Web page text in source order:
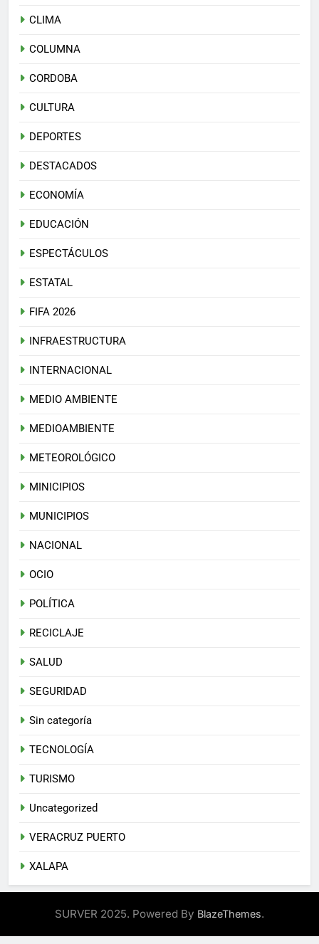
CLIMA
COLUMNA
CORDOBA
CULTURA
DEPORTES
DESTACADOS
ECONOMÍA
EDUCACIÓN
ESPECTÁCULOS
ESTATAL
FIFA 2026
INFRAESTRUCTURA
INTERNACIONAL
MEDIO AMBIENTE
MEDIOAMBIENTE
METEOROLÓGICO
MINICIPIOS
MUNICIPIOS
NACIONAL
OCIO
POLÍTICA
RECICLAJE
SALUD
SEGURIDAD
Sin categoría
TECNOLOGÍA
TURISMO
Uncategorized
VERACRUZ PUERTO
XALAPA
SURVER 2025. Powered By BlazeThemes.